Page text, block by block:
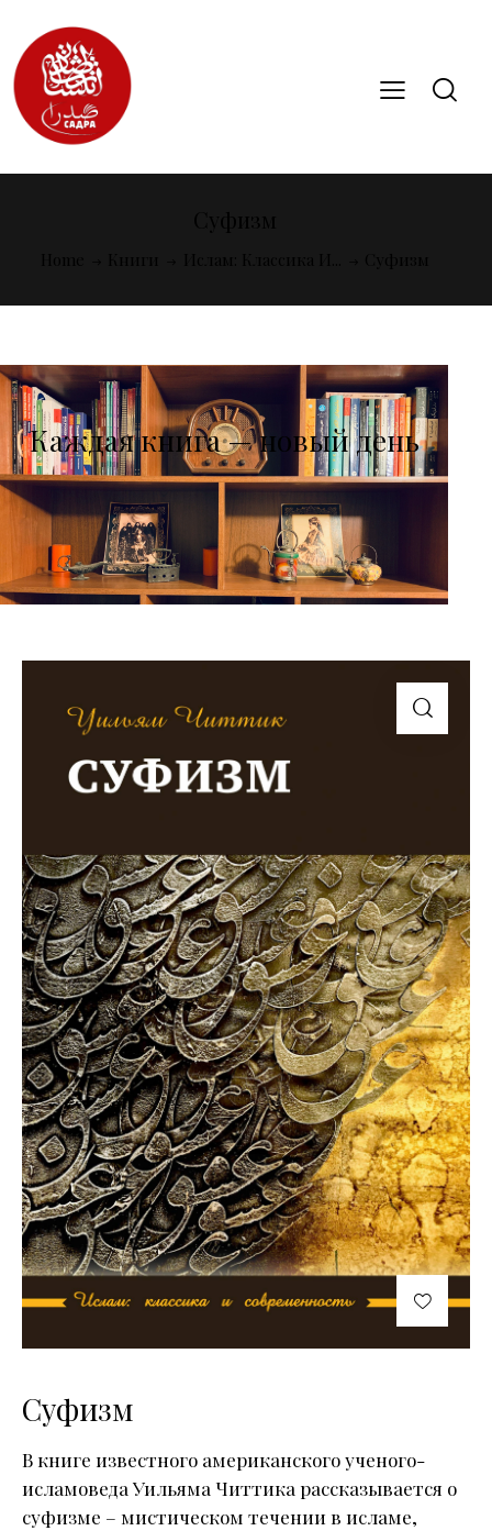
Каждая книга — новый день
Суфизм
В книге известного американского ученого-
исламоведа Уильяма Читтика рассказывается о
суфизме – мистическом течении в исламе,